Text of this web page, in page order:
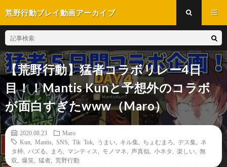
荒野行動プレイ動画アーカイブ
【荒野行動】猛者コラボリレー4日
目！！Mantis Kunと予想外のコラボ
が面白すぎたwww（Maro）
2020.08.23
Maro
Kun
Mantis SNS Tik Tok うまい キル集 ちょむまろ デス集
ネ
タ枠
バズる まろ マンティス モノマネ 声真似 小ネタ 楽しい
無
双
爆笑 猛者 荒野行動